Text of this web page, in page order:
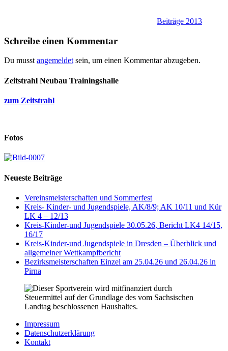
Beiträge 2013
Schreibe einen Kommentar
Du musst angemeldet sein, um einen Kommentar abzugeben.
Zeitstrahl Neubau Trainingshalle
zum Zeitstrahl
Fotos
Neueste Beiträge
Vereinsmeisterschaften und Sommerfest
Kreis- Kinder- und Jugendspiele, AK/8/9; AK 10/11 und Kür
LK 4 – 12/13
Kreis-Kinder-und Jugendspiele 30.05.26, Bericht LK4 14/15,
16/17
Kreis-Kinder-und Jugendspiele in Dresden – Überblick und
allgemeiner Wettkampfbericht
Bezirksmeisterschaften Einzel am 25.04.26 und 26.04.26 in
Pirna
Impressum
Datenschutzerklärung
Kontakt